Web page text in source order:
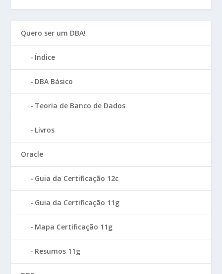
Quero ser um DBA!
Índice
DBA Básico
Teoria de Banco de Dados
Livros
Oracle
Guia da Certificação 12c
Guia da Certificação 11g
Mapa Certificação 11g
Resumos 11g